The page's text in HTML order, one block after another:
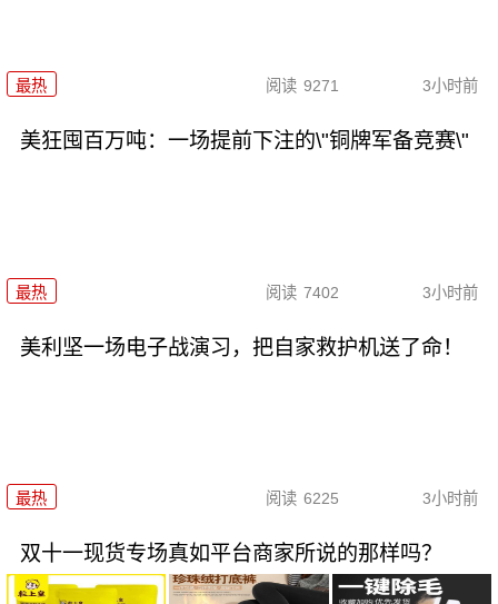
最热 阅读 9271 3小时前
美狂囤百万吨：一场提前下注的\"铜牌军备竞赛\"
最热 阅读 7402 3小时前
美利坚一场电子战演习，把自家救护机送了命！
最热 阅读 6225 3小时前
双十一现货专场真如平台商家所说的那样吗？